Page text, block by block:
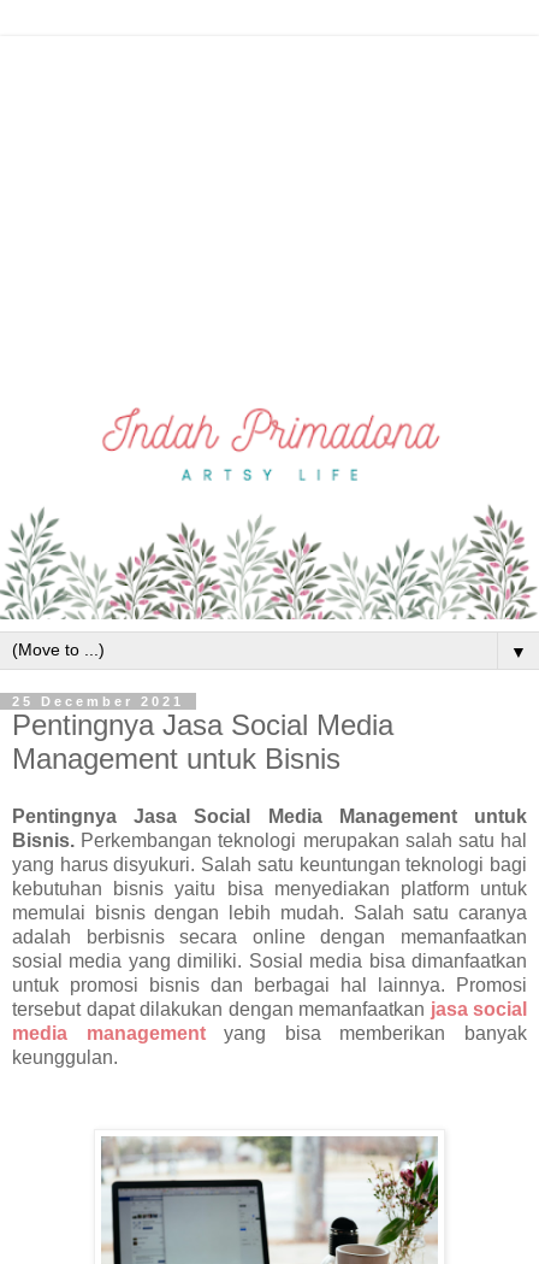
▼
25 December 2021
Pentingnya Jasa Social Media
Management untuk Bisnis
Pentingnya Jasa Social Media Management untuk
Bisnis. Perkembangan teknologi merupakan salah satu hal
yang harus disyukuri. Salah satu keuntungan teknologi bagi
kebutuhan bisnis yaitu bisa menyediakan platform untuk
memulai bisnis dengan lebih mudah. Salah satu caranya
adalah berbisnis secara online dengan memanfaatkan
sosial media yang dimiliki. Sosial media bisa dimanfaatkan
untuk promosi bisnis dan berbagai hal lainnya. Promosi
tersebut dapat dilakukan dengan memanfaatkan jasa social
media management
yang bisa memberikan banyak
keunggulan.